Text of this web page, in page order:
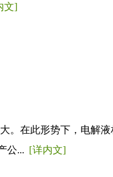
文]
。在此形势下，电解
公... [详内文]